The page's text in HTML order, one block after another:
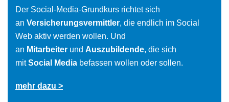
Der Social-Media-Grundkurs richtet sich
an Versicherungsvermittler, die endlich im Social
Web aktiv werden wollen. Und
an Mitarbeiter und Auszubildende, die sich
mitSocial Media befassen wollen oder sollen.
mehr dazu >